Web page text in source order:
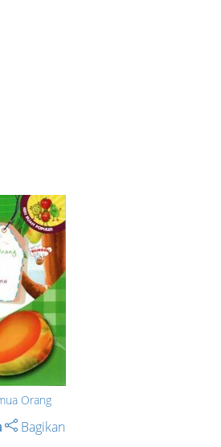
Orang
Bagikan